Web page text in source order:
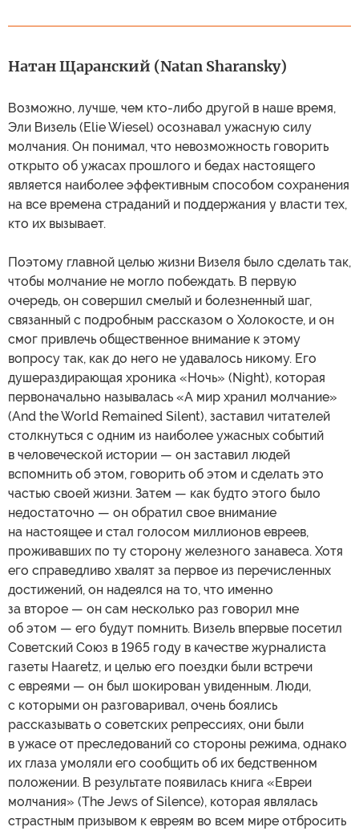
Натан Щаранский (Natan Sharansky)
Возможно, лучше, чем кто-либо другой в наше время,
Эли Визель (Elie Wiesel) осознавал ужасную силу
молчания. Он понимал, что невозможность говорить
открыто об ужасах прошлого и бедах настоящего
является наиболее эффективным способом сохранения
на все времена страданий и поддержания у власти тех,
кто их вызывает.
Поэтому главной целью жизни Визеля было сделать так,
чтобы молчание не могло побеждать. В первую
очередь, он совершил смелый и болезненный шаг,
связанный с подробным рассказом о Холокосте, и он
смог привлечь общественное внимание к этому
вопросу так, как до него не удавалось никому. Его
душераздирающая хроника «Ночь» (Night), которая
первоначально называлась «А мир хранил молчание»
(And the World Remained Silent), заставил читателей
столкнуться с одним из наиболее ужасных событий
в человеческой истории — он заставил людей
вспомнить об этом, говорить об этом и сделать это
частью своей жизни. Затем — как будто этого было
недостаточно — он обратил свое внимание
на настоящее и стал голосом миллионов евреев,
проживавших по ту сторону железного занавеса. Хотя
его справедливо хвалят за первое из перечисленных
достижений, он надеялся на то, что именно
за второе — он сам несколько раз говорил мне
об этом — его будут помнить. Визель впервые посетил
Советский Cоюз в 1965 году в качестве журналиста
газеты Haaretz, и целью его поездки были встречи
с евреями — он был шокирован увиденным. Люди,
с которыми он разговаривал, очень боялись
рассказывать о советских репрессиях, они были
в ужасе от преследований со стороны режима, однако
их глаза умоляли его сообщить об их бедственном
положении. В результате появилась книга «Евреи
молчания» (The Jews of Silence), которая являлась
страстным призывом к евреям во всем мире отбросить